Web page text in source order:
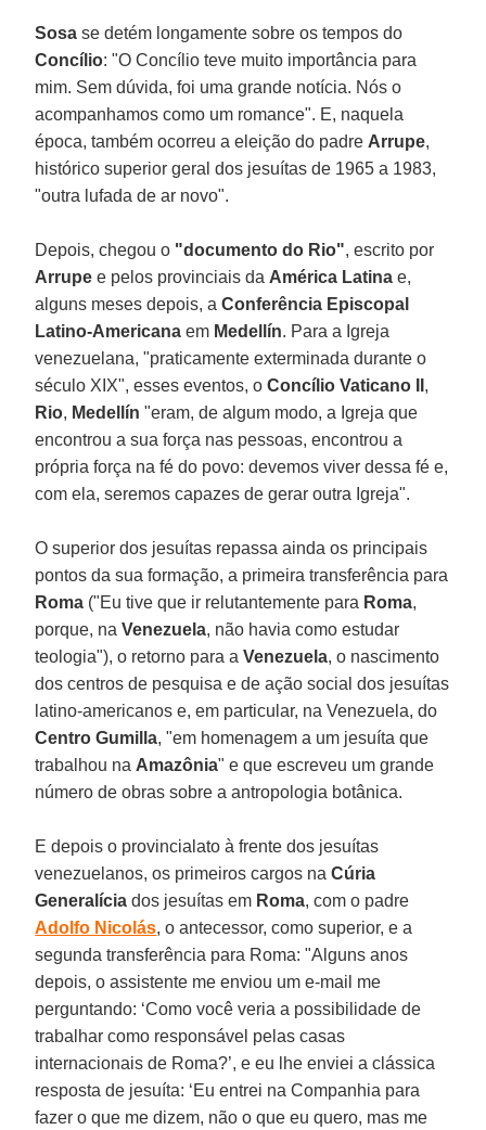
Sosa se detém longamente sobre os tempos do
Concílio: "O Concílio teve muito importância para
mim. Sem dúvida, foi uma grande notícia. Nós o
acompanhamos como um romance". E, naquela
época, também ocorreu a eleição do padre Arrupe,
histórico superior geral dos jesuítas de 1965 a 1983,
"outra lufada de ar novo".
Depois, chegou o "documento do Rio", escrito por
Arrupe e pelos provinciais da América Latina e,
alguns meses depois, aConferência Episcopal
Latino-Americana em Medellín. Para a Igreja
venezuelana, "praticamente exterminada durante o
século XIX", esses eventos, oConcílio Vaticano II ,
Rio, Medellín "eram, de algum modo, a Igreja que
encontrou a sua força nas pessoas, encontrou a
própria força na fé do povo: devemos viver dessa fé e,
com ela, seremos capazes de gerar outra Igreja".
O superior dos jesuítas repassa ainda os principais
pontos da sua formação, a primeira transferência para
Roma ("Eu tive que ir relutantemente para Roma,
porque, naVenezuela, não havia como estudar
teologia"), o retorno para aVenezuela, o nascimento
dos centros de pesquisa e de ação social dos jesuítas
latino-americanos e, em particular, na Venezuela, do
Centro Gumilla, "em homenagem a um jesuíta que
trabalhou na Amazônia" e que escreveu um grande
número de obras sobre a antropologia botânica.
E depois o provincialato à frente dos jesuítas
venezuelanos, os primeiros cargos naCúria
Generalícia dos jesuítas em Roma, com o padre
Adolfo Nicolás, o antecessor, como superior, e a
segunda transferência para Roma: "Alguns anos
depois, o assistente me enviou um e-mail me
perguntando: ‘Como você veria a possibilidade de
trabalhar como responsável pelas casas
internacionais de Roma?’, e eu lhe enviei a clássica
resposta de jesuíta: ‘Eu entrei na Companhia para
fazer o que me dizem, não o que eu quero, mas me